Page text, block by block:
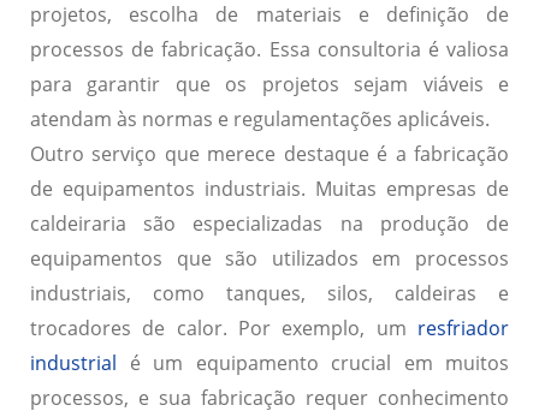
projetos, escolha de materiais e definição de
processos de fabricação. Essa consultoria é valiosa
para garantir que os projetos sejam viáveis e
atendam às normas e regulamentações aplicáveis.
Outro serviço que merece destaque é a fabricação
de equipamentos industriais. Muitas empresas de
caldeiraria são especializadas na produção de
equipamentos que são utilizados em processos
industriais, como tanques, silos, caldeiras e
trocadores de calor. Por exemplo, um resfriador
industrial é um equipamento crucial em muitos
processos, e sua fabricação requer conhecimento